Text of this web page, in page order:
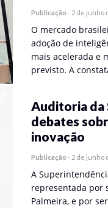
Publicação - 2 de junho
O mercado
adoção de
mais acelerada e
previsto. A
Auditoria da
debates
inovação
Publicação - 2 de junho
A
representada por
Palmeira, e por